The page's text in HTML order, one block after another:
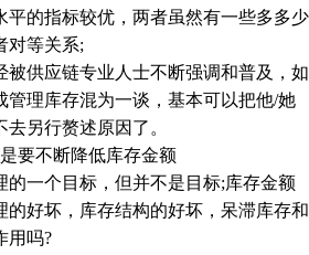
平的指标较优，两者虽然有一些多多少
对等关系;
供应链专业人士不断强调和普及，如
管理库存混为一谈，基本可以把他/她
另行赘述原因了。
不断降低库存金额
一个目标，但并不是目标;库存金额
的好坏，库存结构的好坏，呆滞库存和
用吗?